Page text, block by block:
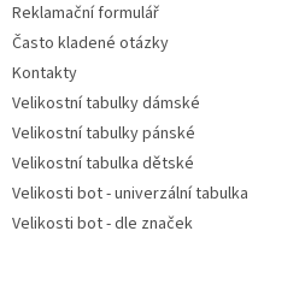
Reklamační formulář
Často kladené otázky
Kontakty
Velikostní tabulky dámské
Velikostní tabulky pánské
Velikostní tabulka dětské
Velikosti bot - univerzální tabulka
Velikosti bot - dle značek